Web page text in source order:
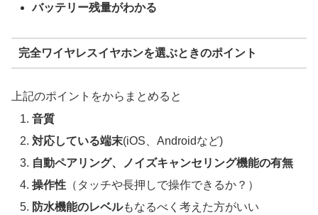
バッテリー残量がわかる
完全ワイヤレスイヤホンを選ぶときのポイント
上記のポイントをからまとめると
音質
対応している端末(iOS、Androidなど)
自動ペアリング、ノイズキャンセリング機能の有無
操作性 （タッチや長押しで操作できるか？）
防水機能のレベルもなるべく考えた方がいい